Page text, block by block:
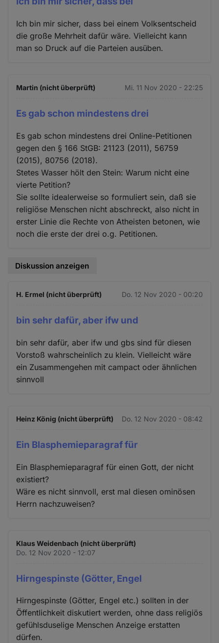
Ich bin mir sicher, dass bei einem Volksentscheid
die große Mehrheit dafür wäre. Vielleicht kann
man so Druck auf die Parteien ausüben.
Martin (nicht überprüft) Mi. 11 Nov 2020 - 22:25
Es gab schon mindestens drei
Es gab schon mindestens drei Online-Petitionen
gegen den § 166 StGB: 21123 (2011), 56759
(2015), 80756 (2018).
Stetes Wasser hölt den Stein: Warum nicht eine
vierte Petition?
Sie sollte idealerweise so formuliert sein, daß sie
religiöse Menschen nicht abschreckt, also nicht in
erster Linie die Rechte von Atheisten betonen, wie
noch die erste der drei o.g. Petitionen.
Diskussion anzeigen
H. Ermel (nicht überprüft) Do. 12 Nov 2020 - 00:20
bin sehr dafür, aber ifw und
bin sehr dafür, aber ifw und gbs sind für diesen
Vorstoß wahrscheinlich zu klein. Vielleicht wäre
ein Zusammengehen mit campact oder ähnlichen
sinnvoll
Heinz König (nicht überprüft) Do. 12 Nov 2020 - 08:42
Ein Blasphemieparagraf für
Ein Blasphemieparagraf für einen Gott, der nicht
existiert?
Wäre es nicht sinnvoll, erst mal diesen ominösen
Herrn nachzuweisen?
Klaus Weidenbach (nicht überprüft)
Do. 12 Nov 2020 - 12:07
Hirngespinste (Götter, Engel
Hirngespinste (Götter, Engel etc.) sollten in der
Öffentlichkeit diskutiert werden, ohne dass religiös
gefühlsduselige Menschen Anzeige erstatten
dürfen.